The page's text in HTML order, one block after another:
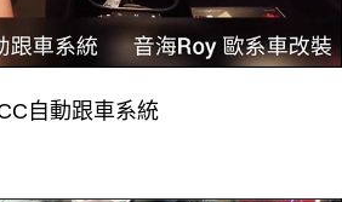
自動跟車系統